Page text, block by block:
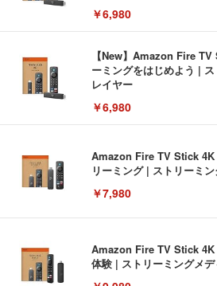
￥6,980
【New】Amazon Fire
ーミングをはじめよう |
レイヤー
￥6,980
Amazon Fire TV Stick 4K
リーミング | ストリーミ
￥7,980
Amazon Fire TV Stick
体験 | ストリーミングメ